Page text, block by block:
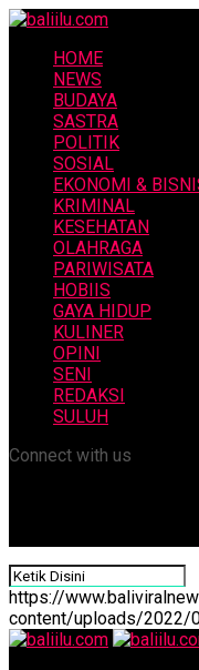
HOME
NEWS
BUDAYA
SASTRA
POLITIK
SOSIAL
EKONOMI &
KRIMINAL
KESEHATAN
OLAHRAGA
PARIWISATA
HOBIIS
GAYA HIDUP
KULINER
OPINI
SENI
REDAKSI
SULUH
Connect with us
https://
content/uploads/2022/